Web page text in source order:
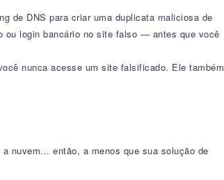
de DNS para criar uma duplicata maliciosa de
ou login bancário no site falso — antes que você
nunca acesse um site falsificado. Ele também
nuvem... então, a menos que sua solução de